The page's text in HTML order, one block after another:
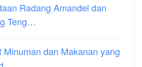
Radang Amandel dan
Teng…
Minuman dan Makanan yang